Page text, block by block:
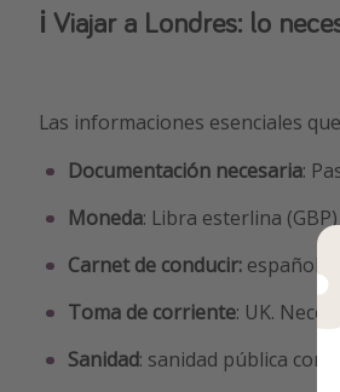
ℹ️ Viajar a Londres: lo
Las informaciones esenciales
Documentación necesaria:
Moneda: Libra esterlina (GBP)
Carnet de conducir: español
Toma de corriente: UK.
Sanidad: sanidad pública con